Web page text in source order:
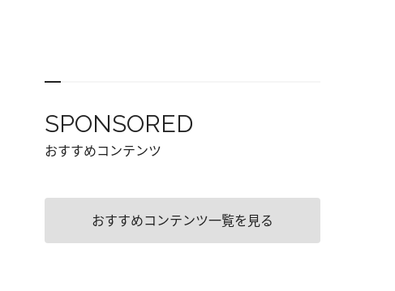
SPONSORED
おすすめコンテンツ
おすすめコンテンツ一覧を見る